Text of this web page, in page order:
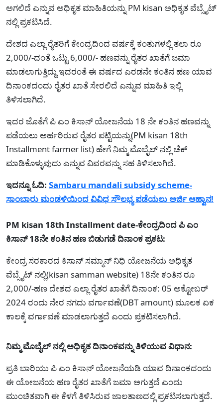
ಅಗಲಿದೆ ಎನ್ನುವ ಅಧಿಕೃತ ಮಾಹಿತಿಯನ್ನು PM kisan ಅಧಿಕೃತ ವೆಬ್ಸೈಟ್
ನಲ್ಲಿ ಪ್ರಕಟಿಸಿದೆ.
ದೇಶದ ಎಲ್ಲಾ ರೈತರಿಗೆ ಕೇಂದ್ರದಿಂದ ವರ್ಷಕ್ಕೆ ಕಂತುಗಳಲ್ಲಿ ತಲಾ ರೂ
2,000/-ದಂತೆ ಒಟ್ಟು 6,000/- ಹಣವನ್ನು ರೈತರ ಖಾತೆಗೆ ಜಮಾ
ಮಾಡಲಾಗುತ್ತಿದ್ದು ಇದರಂತೆ ಈ ವರ್ಷದ ಎರಡನೇ ಕಂತಿನ ಹಣ ಯಾವ
ದಿನಾಂಕದಂದು ರೈತರ ಖಾತೆ ಸೇರಲಿದೆ ಎನ್ನುವ ಮಾಹಿತಿ ಇಲ್ಲಿ
ತಿಳಿಸಲಾಗಿದೆ.
ಇದರ ಜೊತೆಗೆ ಪಿ ಎಂ ಕಿಸಾನ್ ಯೋಜನೆಯ 18 ನೇ ಕಂತಿನ ಹಣವನ್ನು
ಪಡೆಯಲು ಅರ್ಹರಿರುವ ರೈತರ ಪಟ್ಟಿಯನ್ನು(PM kisan 18th
Installment farmer list) ಹೇಗೆ ನಿಮ್ಮ ಮೊಬೈಲ್ ನಲ್ಲಿ ಚೆಕ್
ಮಾಡಿಕೊಳ್ಳುವುದು ಎನ್ನುವ ವಿವರವನ್ನು ಸಹ ತಿಳಿಸಲಾಗಿದೆ.
ಇದನ್ನೂ ಓದಿ: Sambaru mandali subsidy scheme-
ಸಾಂಬಾರು ಮಂಡಳಿಯಿಂದ ವಿವಿಧ ಸೌಲಭ್ಯ ಪಡೆಯಲು ಅರ್ಜಿ ಆಹ್ವಾನ!
PM kisan 18th Installment date-ಕೇಂದ್ರದಿಂದ ಪಿ ಎಂ
ಕಿಸಾನ್ 18ನೇ ಕಂತಿನ ಹಣ ಬಿಡುಗಡೆ ದಿನಾಂಕ ಪ್ರಕಟ:
ಕೇಂದ್ರ ಸರಕಾರದ ಕಿಸಾನ್ ಸಮ್ಮಾನ್ ನಿಧಿ ಯೋಜನೆಯ ಅಧಿಕೃತ
ವೆಬ್ಸೈಟ್ ನಲ್ಲಿ(kisan samman website) 18ನೇ ಕಂತಿನ ರೂ
2,000/-ಹಣ ದೇಶದ ಎಲ್ಲಾ ರೈತರ ಖಾತೆಗೆ ದಿನಾಂಕ: 05 ಅಕ್ಟೋಬರ್
2024 ರಂದು ನೇರ ನಗದು ವರ್ಗಾವಣೆ(DBT amount) ಮೂಲಕ ಏಕ
ಕಾಲಕ್ಕೆ ವರ್ಗಾವಣೆ ಮಾಡಲಾಗುತ್ತದೆ ಎಂದು ಪ್ರಕಟಿಸಲಾಗಿದೆ.
ನಿಮ್ಮ ಮೊಬೈಲ್ ನಲ್ಲಿ ಅಧಿಕೃತ ದಿನಾಂಕವನ್ನು ತಿಳಿಯುವ ವಿಧಾನ:
ಪ್ರತಿ ಬಾರಿಯು ಪಿ ಎಂ ಕಿಸಾನ್ ಯೋಜನೆಯಡಿ ಯಾವ ದಿನಾಂಕದಂದು
ಈ ಯೋಜನೆಯ ಹಣ ರೈತರ ಖಾತೆಗೆ ಜಮಾ ಅಗುತ್ತದೆ ಎಂದು
ಮುಂಚಿತವಾಗಿ ಈ ಕೆಳಗೆ ತಿಳಿಸಿರುವ ಜಾಲತಾಣದಲ್ಲಿ ಪ್ರಕಟಿಸಲಾಗುತ್ತದೆ.